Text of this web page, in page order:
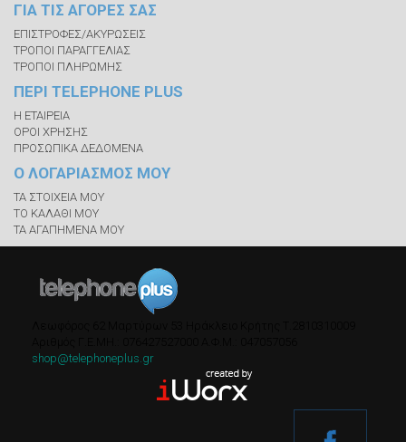
ΓΙΑ ΤΙΣ ΑΓΟΡΕΣ ΣΑΣ
ΕΠΙΣΤΡΟΦΕΣ/ΑΚΥΡΩΣΕΙΣ
ΤΡΟΠΟΙ ΠΑΡΑΓΓΕΛΙΑΣ
ΤΡΟΠΟΙ ΠΛΗΡΩΜΗΣ
ΠΕΡΙ TELEPHONE PLUS
Η ΕΤΑΙΡΕΙΑ
ΟΡΟΙ ΧΡΗΣΗΣ
ΠΡΟΣΩΠΙΚΑ ΔΕΔΟΜΕΝΑ
Ο ΛΟΓΑΡΙΑΣΜΟΣ ΜΟΥ
ΤΑ ΣΤΟΙΧΕΙΑ ΜΟΥ
ΤΟ ΚΑΛΑΘΙ ΜΟΥ
ΤΑ ΑΓΑΠΗΜΕΝΑ ΜΟΥ
shop@telephoneplus.gr